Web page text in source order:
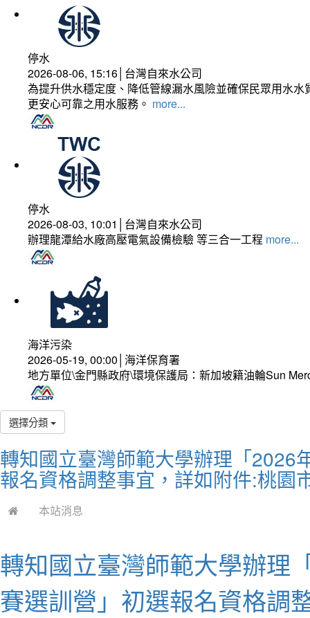
停水
2026-08-06, 15:16│台灣自來水公司
為提升供水穩定度、降低管線漏水風險並確保民眾用水
更安心可靠之用水服務。 more...
停水
2026-08-03, 10:01│台灣自來水公司
辦理龍潭給水廠高壓電氣設備檢驗 等三合一工程 more...
海洋污染
2026-05-19, 00:00│海洋保育署
地方單位\金門縣政府\環境保護局：新加坡籍油輪Sun
選擇分類
轉知國立臺灣師範大學辦理「2026
報名資格調整事宜，詳如附件:桃園
本站消息
轉知國立臺灣師範大學辦理
賽選訓營」初選報名資格調